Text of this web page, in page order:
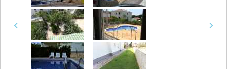
Previous Next